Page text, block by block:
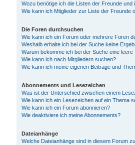
Wozu benötige ich die Listen der Freunde und
Wie kann ich Mitglieder zur Liste der Freunde
Die Foren durchsuchen
Wie kann ich ein Forum oder mehrere Foren
Weshalb erhalte ich bei der Suche keine
Warum bekomme ich bei der Suche eine leere
Wie kann ich nach Mitgliedern suchen?
Wie kann ich meine eigenen Beiträge und
Abonnements und Lesezeichen
Was ist der Unterschied zwischen einem
Wie kann ich ein Lesezeichen auf ein Thema
Wie kann ich ein Forum abonnieren?
Wie deaktiviere ich meine Abonnements?
Dateianhänge
Welche Dateianhänge sind in diesem Forum